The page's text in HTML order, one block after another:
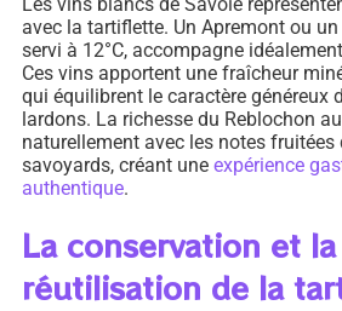
avec la tartiflette. Un Apremont ou
servi à 12°C, accompagne
Ces vins apportent une fraîcheur
qui équilibrent le caractère généreux
lardons. La richesse du Reblochon
naturellement avec les notes fruitées
savoyards, créant une expérience
authentique.
La conservation et la
réutilisation de la